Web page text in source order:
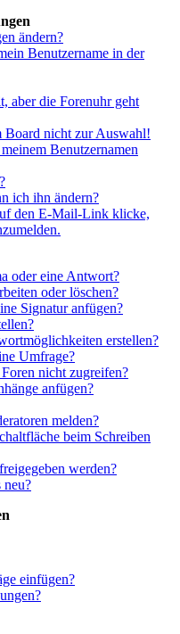
ändern?
Benutzername in der
aber die Forenuhr geht
Board nicht zur Auswahl!
Benutzernamen
ich ihn ändern?
den E-Mail-Link klicke,
oder eine Antwort?
oder löschen?
Signatur anfügen?
erstellen?
Umfrage?
nicht zugreifen?
anfügen?
melden?
beim Schreiben
werden?
neu?
einfügen?